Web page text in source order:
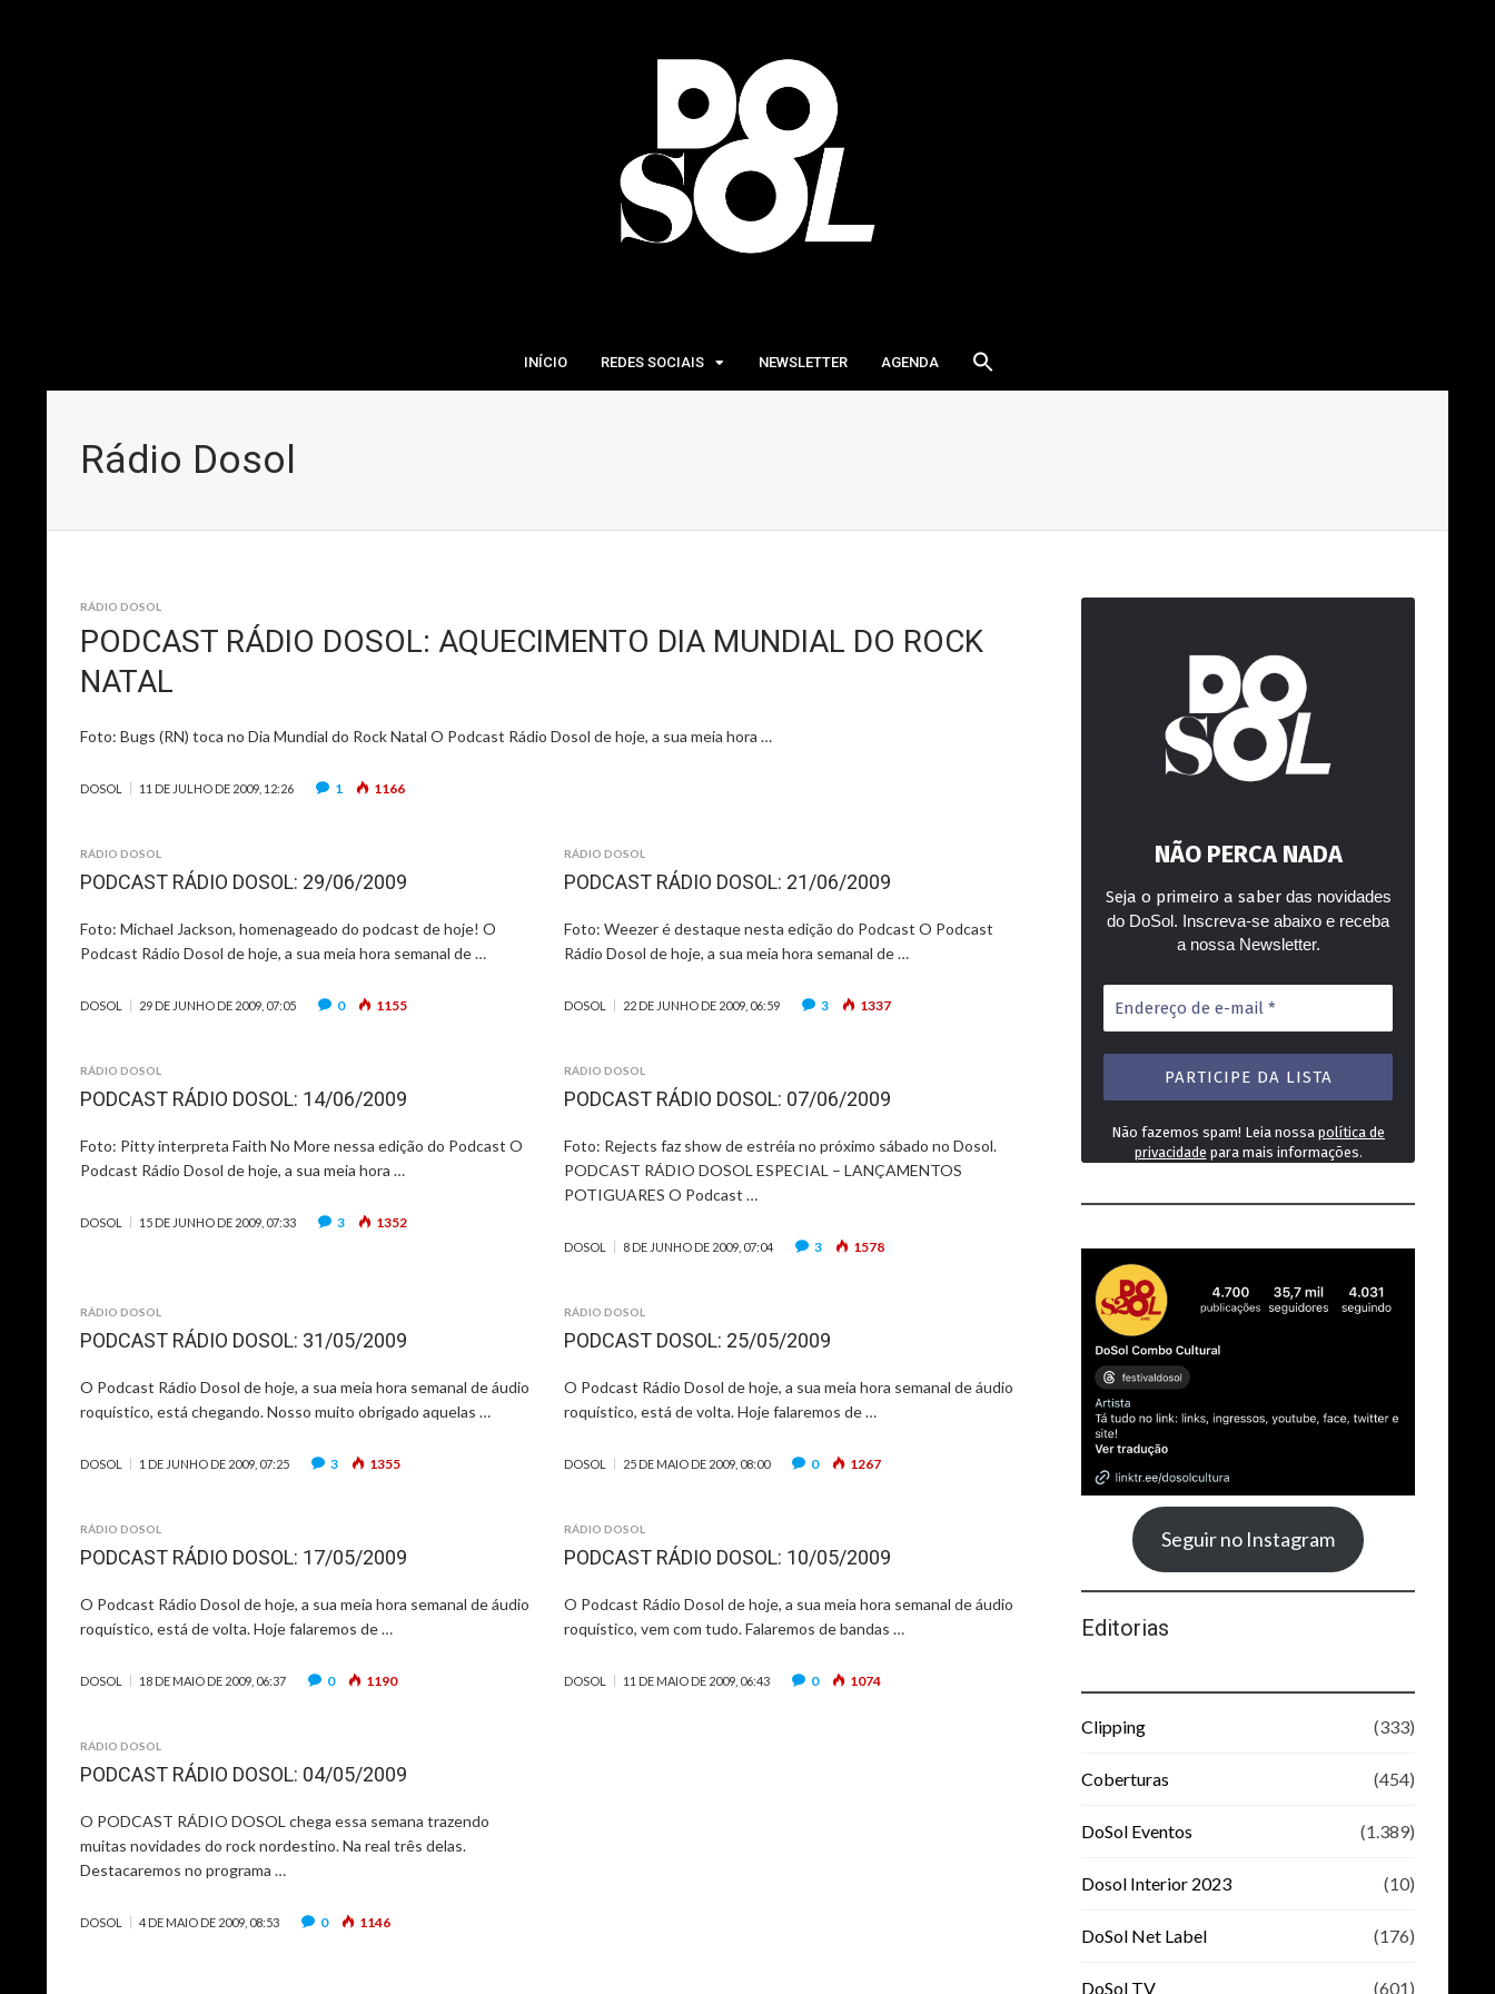
INÍCIO REDES SOCIAIS NEWSLETTER AGENDA
Rádio Dosol
RÁDIO DOSOL
PODCAST RÁDIO DOSOL: AQUECIMENTO DIA MUNDIAL DO ROCK
NATAL
Foto: Bugs (RN) toca no Dia Mundial do Rock Natal O Podcast Rádio Dosol de hoje, a sua meia hora …
DOSOL 11 DE JULHO DE 2009, 12:26 1 1166
RÁDIO DOSOL
PODCAST RÁDIO DOSOL: 29/06/2009
Foto: Michael Jackson, homenageado do podcast de hoje! O
Podcast Rádio Dosol de hoje, a sua meia hora semanal de …
DOSOL 29 DE JUNHO DE 2009, 07:05 0 1155
RÁDIO DOSOL
PODCAST RÁDIO DOSOL: 21/06/2009
Foto: Weezer é destaque nesta edição do Podcast O Podcast
Rádio Dosol de hoje, a sua meia hora semanal de …
DOSOL 22 DE JUNHO DE 2009, 06:59 3 1337
RÁDIO DOSOL
PODCAST RÁDIO DOSOL: 14/06/2009
Foto: Pitty interpreta Faith No More nessa edição do Podcast O
Podcast Rádio Dosol de hoje, a sua meia hora …
DOSOL 15 DE JUNHO DE 2009, 07:33 3 1352
RÁDIO DOSOL
PODCAST RÁDIO DOSOL: 07/06/2009
Foto: Rejects faz show de estréia no próximo sábado no Dosol.
PODCAST RÁDIO DOSOL ESPECIAL – LANÇAMENTOS
POTIGUARES O Podcast …
DOSOL 8 DE JUNHO DE 2009, 07:04 3 1578
RÁDIO DOSOL
PODCAST RÁDIO DOSOL: 31/05/2009
O Podcast Rádio Dosol de hoje, a sua meia hora semanal de áudio
roquístico, está chegando. Nosso muito obrigado aquelas …
DOSOL 1 DE JUNHO DE 2009, 07:25 3 1355
RÁDIO DOSOL
PODCAST DOSOL: 25/05/2009
O Podcast Rádio Dosol de hoje, a sua meia hora semanal de áudio
roquístico, está de volta. Hoje falaremos de …
DOSOL 25 DE MAIO DE 2009, 08:00 0 1267
RÁDIO DOSOL
PODCAST RÁDIO DOSOL: 17/05/2009
O Podcast Rádio Dosol de hoje, a sua meia hora semanal de áudio
roquístico, está de volta. Hoje falaremos de …
DOSOL 18 DE MAIO DE 2009, 06:37 0 1190
RÁDIO DOSOL
PODCAST RÁDIO DOSOL: 10/05/2009
O Podcast Rádio Dosol de hoje, a sua meia hora semanal de áudio
roquístico, vem com tudo. Falaremos de bandas …
DOSOL 11 DE MAIO DE 2009, 06:43 0 1074
RÁDIO DOSOL
PODCAST RÁDIO DOSOL: 04/05/2009
O PODCAST RÁDIO DOSOL chega essa semana trazendo
muitas novidades do rock nordestino. Na real três delas.
Destacaremos no programa …
DOSOL 4 DE MAIO DE 2009, 08:53 0 1146
NÃO PERCA NADA
Seja o primeiro a saberdas novidades
do DoSol. Inscreva-se abaixo e receba
a nossa Newsletter.
Endereço
de
e-
mail
Não fazemos spam! Leia nossa política de
privacidade para mais informações.
Seguir no Instagram
Editorias
Clipping (333)
Coberturas (454)
DoSol Eventos (1.389)
Dosol Interior 2023 (10)
DoSol Net Label (176)
DoSol TV (601)